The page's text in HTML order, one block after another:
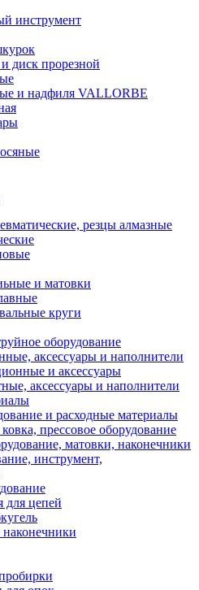
инструмент
диск прорезной
и надфиля VALLORBE
резцы алмазные
и матовки
круги
оборудование
аксессуары и наполнители
и аксессуары
аксессуары и наполнители
и расходные материалы
прессовое оборудование
матовки, наконечники
инструмент,
для цепей
наконечники